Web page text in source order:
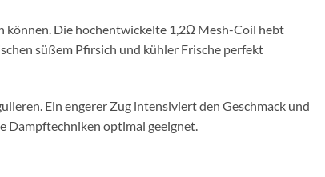
können. Die hochentwickelte 1,2Ω Mesh-Coil hebt
süßem Pfirsich und kühler Frische perfekt
Ein engerer Zug intensiviert den Geschmack und
Dampftechniken optimal geeignet.